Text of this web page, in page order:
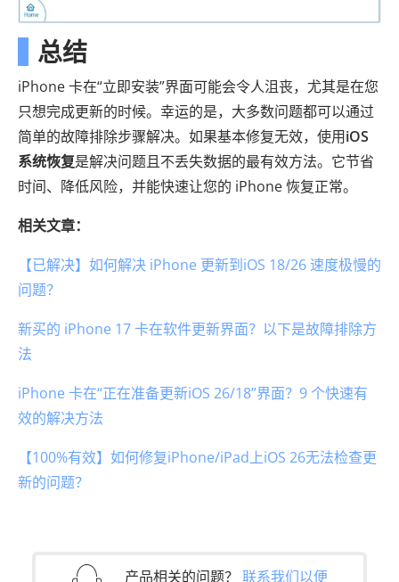
总结
iPhone 卡在“立即安装”界面可能会令人沮丧，尤其是在您
只想完成更新的时候。幸运的是，大多数问题都可以通过
简单的故障排除步骤解决。如果基本修复无效，使用iOS
系统恢复是解决问题且不丢失数据的最有效方法。它节省
时间、降低风险，并能快速让您的 iPhone 恢复正常。
相关文章：
【已解决】如何解决 iPhone 更新到iOS 18/26 速度极慢的
问题？
新买的 iPhone 17 卡在软件更新界面？以下是故障排除方
法
iPhone 卡在“正在准备更新iOS 26/18”界面？9 个快速有
效的解决方法
【100%有效】如何修复iPhone/iPad上iOS 26无法检查更
新的问题？
产品相关的问题？ 联系我们以便